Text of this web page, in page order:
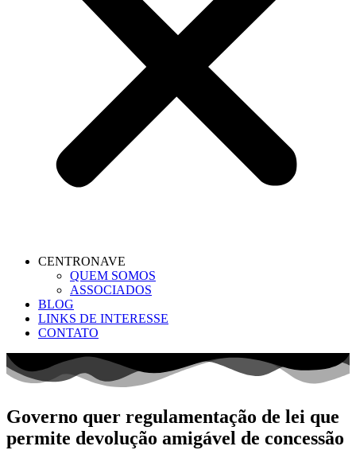
CENTRONAVE
QUEM SOMOS
ASSOCIADOS
BLOG
LINKS DE INTERESSE
CONTATO
Governo quer regulamentação de lei que
permite devolução amigável de concessão